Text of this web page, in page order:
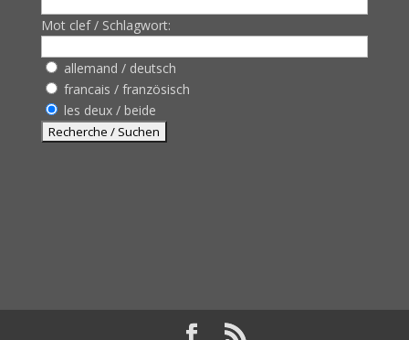
Mot clef / Schlagwort:
allemand / deutsch
francais / französisch
les deux / beide